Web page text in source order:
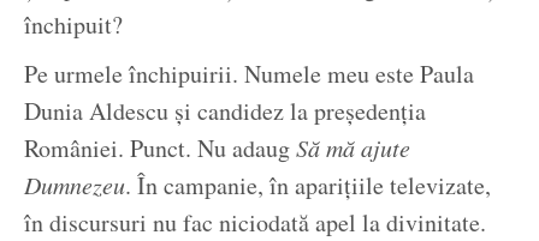
închipuit?
Pe urmele închipuirii. Numele meu este Paula
Dunia Aldescu și candidez la președenția
României. Punct. Nu adaugSă mă ajute
Dumnezeu. În campanie, în aparițiile televizate,
în discursuri nu fac niciodată apel la divinitate.